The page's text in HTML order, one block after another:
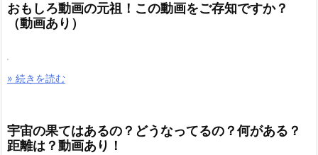
おもしろ動画の元祖！この動画をご存知ですか？
（動画あり）
» 続きを読む
宇宙の果てはあるの？どうなってるの？何がある？
距離は？動画あり！